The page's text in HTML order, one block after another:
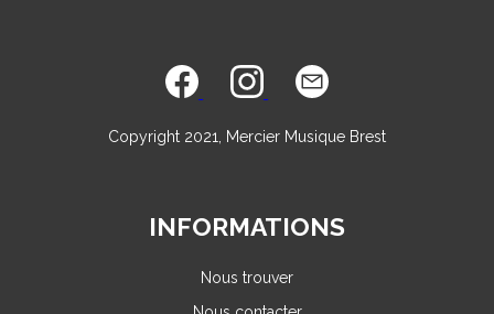
Copyright 2021, Mercier Musique Brest
INFORMATIONS
Nous trouver